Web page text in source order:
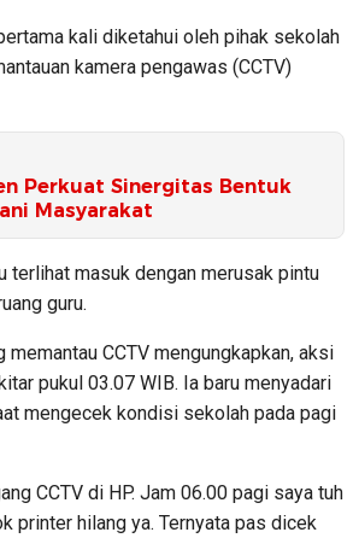
kali diketahui oleh pihak sekolah
kamera pengawas (CCTV)
Perkuat Sinergitas Bentuk
Masyarakat
terlihat masuk dengan merusak pintu
guru.
memantau CCTV mengungkapkan, aksi
pukul 03.07 WIB. Ia baru menyadari
mengecek kondisi sekolah pada pagi
CCTV di HP. Jam 06.00 pagi saya tuh
printer hilang ya. Ternyata pas dicek